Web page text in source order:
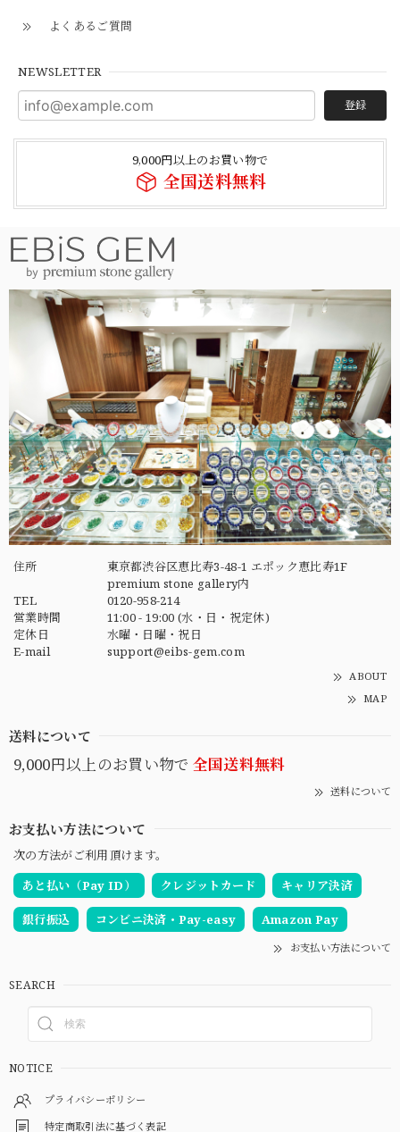
よくあるご質問
NEWSLETTER
登録
9,000円以上のお買い物で
全国送料無料
住所
東京都渋谷区恵比寿3-48-1 エポック恵比寿1F
premium stone gallery内
TEL
0120-958-214
営業時間
11:00 - 19:00 (水・日・祝定休)
定休日
水曜・日曜・祝日
E-mail
support@eibs-gem.com
ABOUT
MAP
送料について
9,000円以上のお買い物で 全国送料無料
送料について
お支払い方法について
次の方法がご利用頂けます。
あと払い（Pay ID）
クレジットカード キャリア決済
銀行振込 コンビニ決済・Pay-easy Amazon Pay
お支払い方法について
SEARCH
NOTICE
プライバシーポリシー
特定商取引法に基づく表記